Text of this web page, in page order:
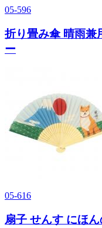
05-596
折り畳み傘 晴雨兼
ー
05-616
扇子 せんす にほ